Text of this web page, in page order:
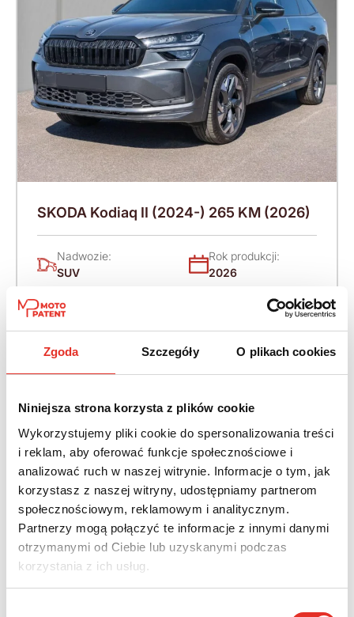
Zgoda Szczegóły O plikach cookies
Niniejsza strona korzysta z plików cookie
Wykorzystujemy pliki cookie do spersonalizowania treści
i reklam, aby oferować funkcje społecznościowe i
analizować ruch w naszej witrynie. Informacje o tym, jak
korzystasz z naszej witryny, udostępniamy partnerom
społecznościowym, reklamowym i analitycznym.
Partnerzy mogą połączyć te informacje z innymi danymi
otrzymanymi od Ciebie lub uzyskanymi podczas
korzystania z ich usług.
SKODA Kodiaq II (2024-) 265 KM (2026)
Nadwozie:
SUV
Rok produkcji:
2026
Napęd:
Na przód
Automatyczna
Leasing netto od:
2 786 zł
3 427 zł brutto / msc.
Cena brutto:
219 429 zł
Twój nowy samochód w kilku
prostych krokach